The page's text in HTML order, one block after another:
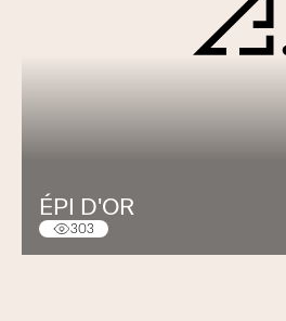
ÉPI D'OR
303